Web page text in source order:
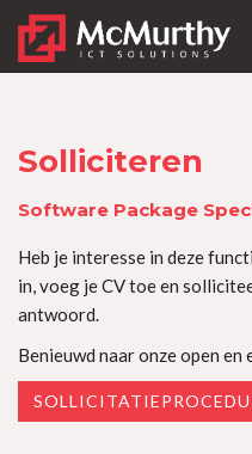
Solliciteren
Software Package
Heb je interesse in deze
in, voeg je CV toe en
antwoord.
Benieuwd naar onze open